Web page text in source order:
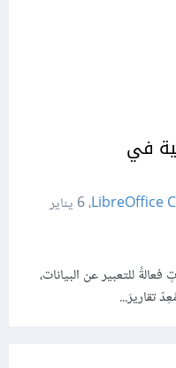
في
LibreOffice،
6 يناير
للتعبير عن البيانات،
تقاريرَ...